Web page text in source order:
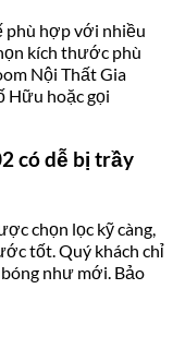
phù hợp với nhiều
kích thước phù
Nội Thất Gia
Hữu hoặc gọi
có dễ bị trầy
chọn lọc kỹ càng,
tốt. Quý khách chỉ
như mới. Bảo